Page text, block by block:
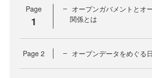
Page
1
オープンガバメントとオ
関係とは
Page 2 オープンデータをめぐる